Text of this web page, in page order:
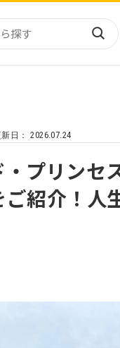
東北
関東
中部・北陸
近畿
新日：2026.07.24
プリンセ
ご紹介！人